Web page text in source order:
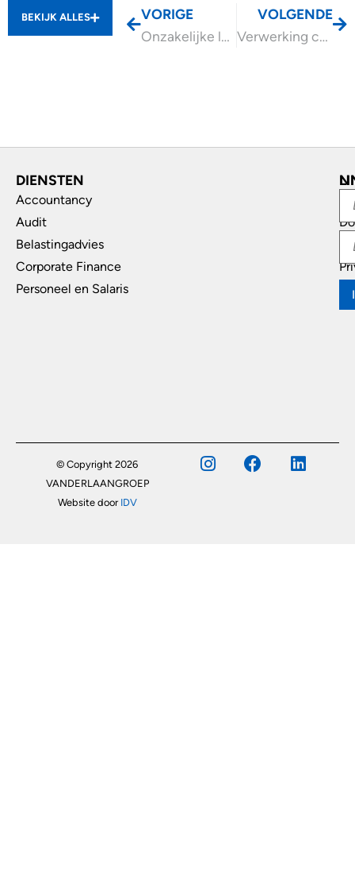
BEKIJK ALLES
VORIGE
Onzakelijke lening niet aangetoond, kwijtschelding belast
VOLGENDE
Verwerking crypto’s van ondernemer in aangifte IB
DIENSTEN
Accountancy
Audit
Belastingadvies
Corporate Finance
Personeel en Salaris
© Copyright 2026
VANDERLAANGROEP
Website door IDV